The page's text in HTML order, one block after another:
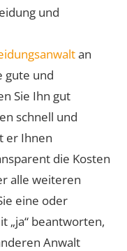
und
an
gute und
Sie Ihn gut
schnell und
er Ihnen
die Kosten
alle weiteren
eine oder
„ja“ beantworten,
Anwalt